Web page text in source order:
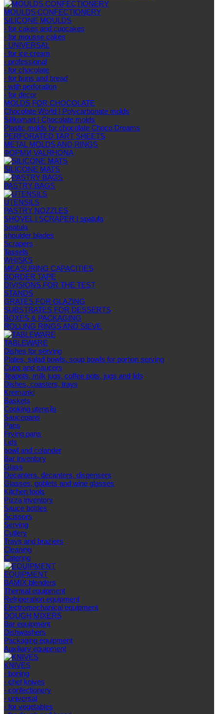
MOULDS CONFECTIONERY
SILICONE MOULDS
- for cakes and cupcakes
- for mousse cakes
- UNIVERSAL
- for ice cream
- professional
- for chocolate
- for buns and bread
- with perforation
- for decor
MOLDS FOR CHOCOLATE
Chocolate World | Polycarbonate molds
Silikomart | Chocolate molds
Plastic molds for chocolate Choco Dreams
PERFORATED TART SHEETS
METAL MOLDS AND RINGS
ФОРМИ VALRHONA
SILICONE MATS
PASTRY BAGS
UTENSILS
PASTRY NOZZLES
SHOVEL | SCRAPER | spatula
Spatula
shoulder blades
Scrapers
Tassels
WHISKS
MEASURING CAPACITIES
BORDER TAPE
DIVISIONS FOR THE TEST
STANDS
GRATES FOR GLAZING
SUBSTRATES FOR DESSERTS
BOXES & PACKAGING
ROLLING RINGS AND SIEVE
TABLEWARE
Dishes for serving
Plates, salad bowls, soup bowls for portion serving
Cups and saucers
Teapots, milk jugs, coffee pots, jugs and lids
Dishes, coasters, trays
Kremanki
Baskets
Cooking utensils
Saucepans
Pans
Frying pans
Lids
bowl and colander
Bar inventory
Glass
Decanters, decanters, dispensers
Glasses, goblets and wine glasses
Kitchen tools
Pizza inventory
Sauce bottles
Scissors
Serving
Cutlery
Trays and braziers
Сleaning
Catering
EQUIPMENT
BAMIX blenders
Thermal equipment
Refrigeration equipment
Electromechanical equipment
DOUGH MIXERS
Bar equipment
Dishwashers
Packaging equipment
Auxiliary equipment
KNIVES
- boning
- chef knives
- confectionery
- universal
- for vegetables